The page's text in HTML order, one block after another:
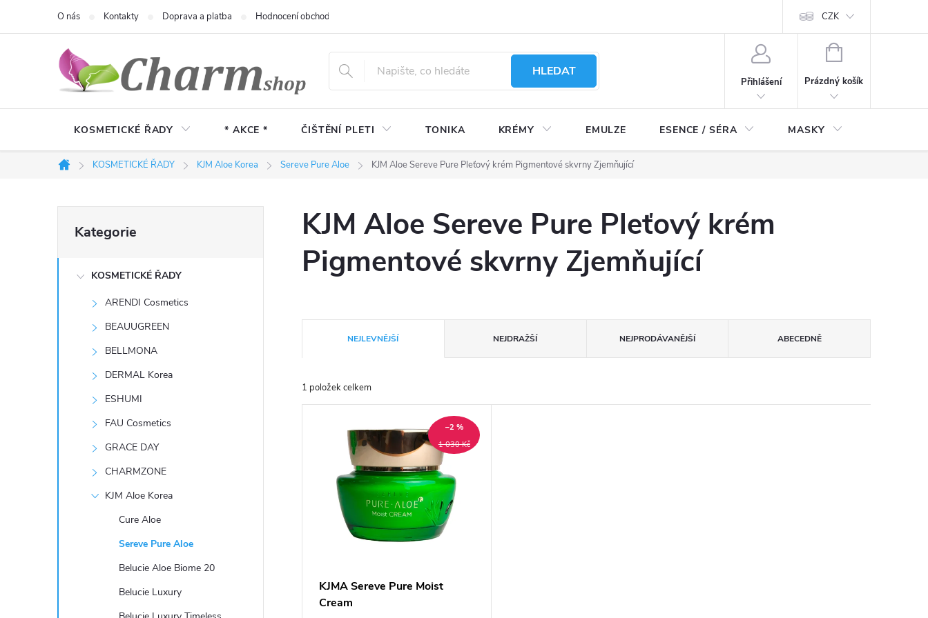
O nás Kontakty Doprava a platba Hodnocení obchodu CZK
HLEDAT
Přihlášení
NÁKUPNÍ
Prázdný košík
KOSMETICKÉ ŘADY * AKCE * ČIŠTĚNÍ PLETI TONIKA KRÉMY EMULZE ESENCE / SÉRA MASKY
Domů
KOSMETICKÉ ŘADY KJM Aloe Korea Sereve Pure Aloe KJM Aloe Sereve Pure Pleťový krém Pigmentové skvrny Zjemňující
o
kategorie
Kategorie
KOSMETICKÉ ŘADY
ARENDI Cosmetics
BEAUUGREEN
BELLMONA
DERMAL Korea
ESHUMI
FAU Cosmetics
GRACE DAY
CHARMZONE
KJM Aloe Korea
Cure Aloe
Sereve Pure Aloe
Belucie Aloe Biome 20
Belucie Luxury
KJM Aloe Sereve Pure Pleťový krém
Pigmentové skvrny Zjemňující
a
z
NEJLEVNĚJŠÍ NEJDRAŽŠÍ NEJPRODÁVANĚJŠÍ ABECEDNĚ
1 položek celkem
1 030 Kč
–2 %
KJMA Sereve Pure Moist
Cream